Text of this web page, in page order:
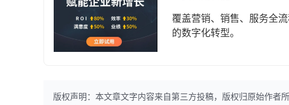
覆盖营销、销售、服务全
的数字化转型。
版权声明：本文章文字内容来自第三方投稿，版权归原始作者